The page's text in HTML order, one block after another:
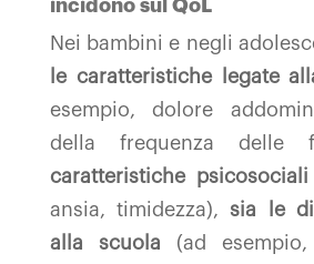
incidono sul QoL
Nei bambini e negli
le caratteristiche legate
esempio, dolore
della frequenza
caratteristiche psicosociali
ansia, timidezza),sia le
alla scuola (ad esempio,